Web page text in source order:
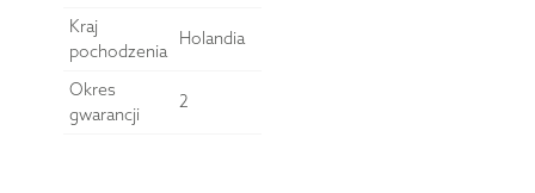
Kraj
pochodzenia
Holandia
Okres
gwarancji
2